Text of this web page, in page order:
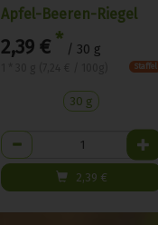
Apfel-Beeren-Riegel
2,39 € * / 30 g
Staffel
30 g
Anzahl
2,39 €